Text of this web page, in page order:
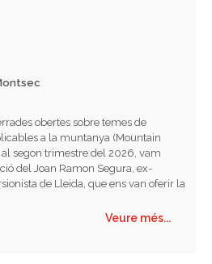
obertes sobre temes de
a la muntanya (Mountain
segon trimestre del 2026, vam
del Joan Ramon Segura, ex-
de Lleida, que ens van oferir la
Veure més...